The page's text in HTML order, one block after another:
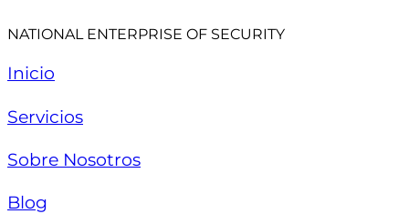
NATIONAL ENTERPRISE OF SECURITY
Inicio
Servicios
Sobre Nosotros
Blog